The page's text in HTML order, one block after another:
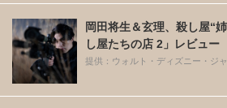
岡田将生＆玄理、殺し屋“
し屋たちの店 2」レビュー
提供：ウォルト・ディズニー・ジ